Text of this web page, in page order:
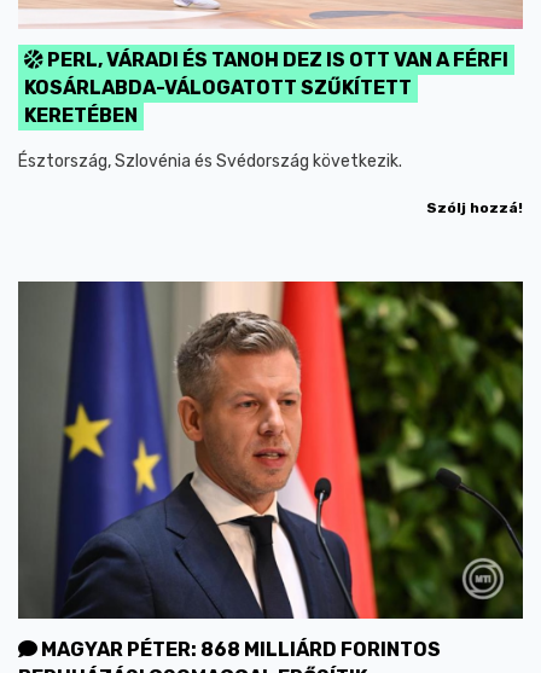
PERL, VÁRADI ÉS TANOH DEZ IS OTT VAN A FÉRFI
KOSÁRLABDA-VÁLOGATOTT SZŰKÍTETT
KERETÉBEN
Észtország, Szlovénia és Svédország következik.
Szólj hozzá!
MAGYAR PÉTER: 868 MILLIÁRD FORINTOS